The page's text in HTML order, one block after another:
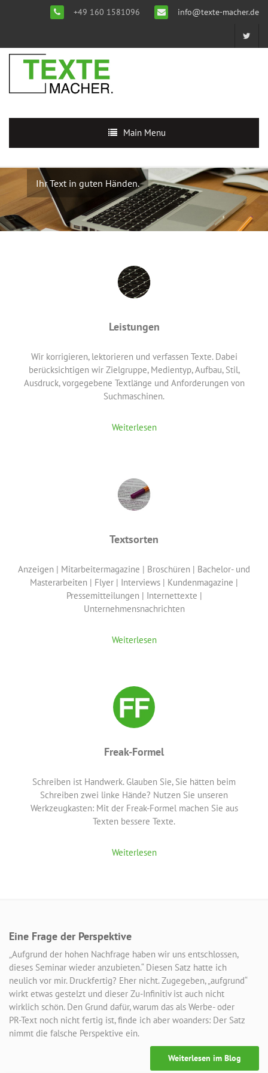
+49 160 1581096 info@texte-macher.de
Main Menu
Ihr Text in guten Händen.
Leistungen
Wir korrigieren, lektorieren und verfassen Texte. Dabei
berücksichtigen wir Zielgruppe, Medientyp, Aufbau, Stil,
Ausdruck, vorgegebene Textlänge und Anforderungen von
Suchmaschinen.
Weiterlesen
Textsorten
Anzeigen | Mitarbeitermagazine | Broschüren | Bachelor- und
Masterarbeiten | Flyer | Interviews | Kundenmagazine |
Pressemitteilungen | Internettexte |
Unternehmensnachrichten
Weiterlesen
Freak-Formel
Schreiben ist Handwerk. Glauben Sie, Sie hätten beim
Schreiben zwei linke Hände? Nutzen Sie unseren
Werkzeugkasten: Mit der Freak-Formel machen Sie aus
Texten bessere Texte.
Weiterlesen
Eine Frage der Perspektive
„Aufgrund der hohen Nachfrage haben wir uns entschlossen,
dieses Seminar wieder anzubieten.“ Diesen Satz hatte ich
neulich vor mir. Druckfertig? Eher nicht. Zugegeben, „aufgrund“
wirkt etwas gestelzt und dieser Zu-Infinitiv ist auch nicht
wirklich schön. Den Grund dafür, warum das als Werbe- oder
PR-Text noch nicht fertig ist, finde ich aber woanders: Der Satz
nimmt die falsche Perspektive ein.
Weiterlesen im Blog